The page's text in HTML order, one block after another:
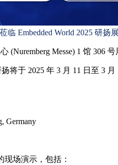
临 Embedded World 2025 研
Messe) 1 馆 306 号
将于 2025 年 3 月 11 日至 3
Germany
场演示，包括：